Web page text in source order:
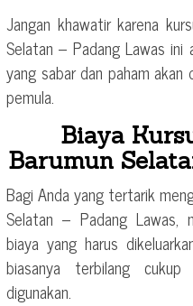
Jangan khawatir karena
Selatan – Padang Lawas ini
yang sabar dan paham akan
pemula.
Biaya
Barumun
Bagi Anda yang tertarik
Selatan – Padang Lawas,
biaya yang harus
biasanya terbilang
digunakan.